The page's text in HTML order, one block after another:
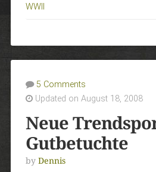
WWII
5 Comments
Updated on August 18, 2008
Neue
Gutbetuchte
by Dennis